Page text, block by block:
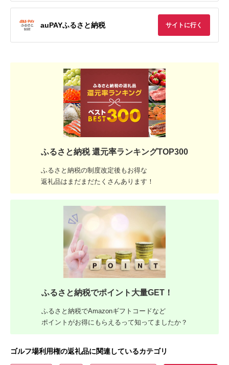
auPAYふるさと納税 サイトに行く
ふるさと納税 還元率ランキングTOP300
ふるさと納税の制度改定後もお得な
返礼品はまだまだたくさんあります！
ふるさと納税でポイント大量GET！
ふるさと納税でAmazonギフトコードなど
ポイントがお得にもらえるって知ってましたか？
ゴルフ場利用権の返礼品に関連しているカテゴリ